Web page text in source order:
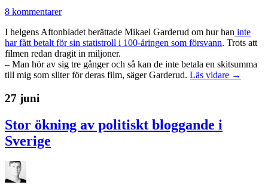
8 kommentarer
I helgens Aftonbladet berättade Mikael Garderud om hur han inte
har fått betalt för sin statistroll i 100-åringen som försvann. Trots att
filmen redan dragit in miljoner.
– Man hör av sig tre gånger och så kan de inte betala en skitsumma
till mig som sliter för deras film, säger Garderud. Läs vidare →
27 juni
Stor ökning av politiskt bloggande i
Sverige